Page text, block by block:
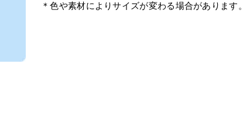
＊色や素材によりサイズが変わる場合があります。